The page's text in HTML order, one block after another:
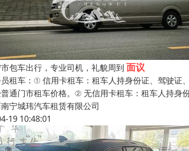
包车出行，专业司机，礼貌周到 面议
租车：① 信用卡租车：租车人持身份证、驾驶证
通门市租车价格。② 无信用卡租车：租车人持身
宁城玮汽车租赁有限公司
19 10:48:01